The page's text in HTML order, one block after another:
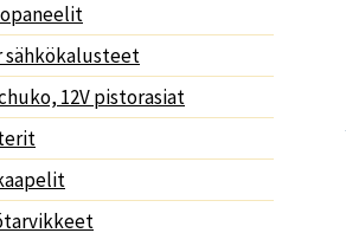
sähkökalusteet
12V pistorasiat